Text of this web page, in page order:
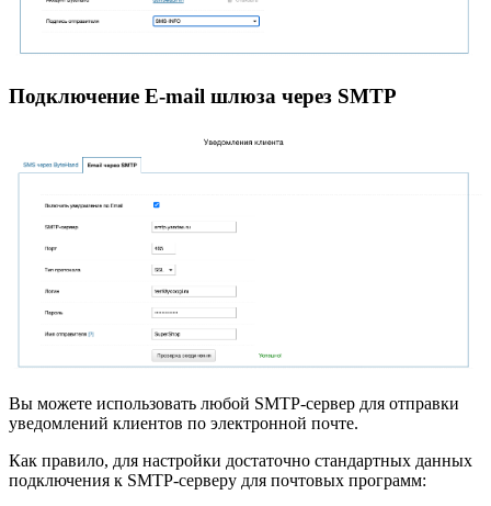
Подключение E-mail шлюза через SMTP
Вы можете использовать любой SMTP-сервер для отправки
уведомлений клиентов по электронной почте.
Как правило, для настройки достаточно стандартных данных
подключения к SMTP-серверу для почтовых программ: